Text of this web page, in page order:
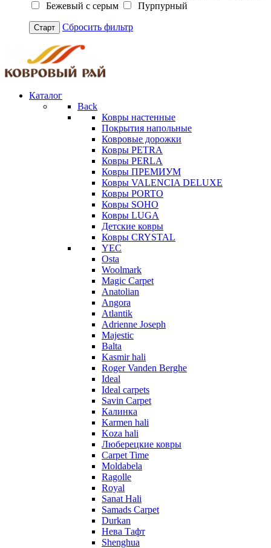
Бежевый с серым
Пурпурный
Старт Сбросить фильтр
Каталог
Back
Ковры настенные
Покрытия напольные
Ковровые дорожки
Ковры PETRA
Ковры PERLA
Ковры ПРЕМИУМ
Ковры VALENCIA DELUXE
Ковры PORTO
Ковры SOHO
Ковры LUGA
Детские ковры
Ковры CRYSTAL
YEC
Osta
Woolmark
Magic Carpet
Anatolian
Angora
Atlantik
Adrienne Joseph
Majestic
Balta
Kasmir hali
Roger Vanden Berghe
Ideal
Ideal carpets
Savin Carpet
Калинка
Karmen hali
Koza hali
Люберецкие ковры
Carpet Time
Moldabela
Ragolle
Royal
Sanat Hali
Samads Carpet
Durkan
Нева Тафт
Shenghua